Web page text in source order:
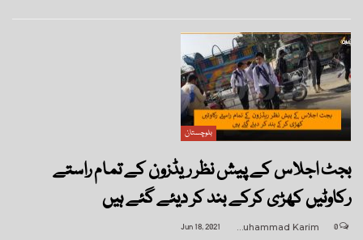
بلوچستان
بجٹ اجلاس کے پیش نظر ریڈزون کے تمام راستے
رکاوٹیں کھڑی کرکے بند کر دیئے گئے ہیں
Muhammad Karim
Jun 18, 2021